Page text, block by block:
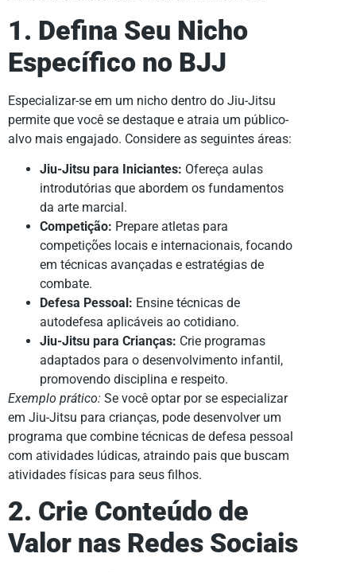
1. Defina Seu Nicho
Específico no BJJ
Especializar-se em um nicho dentro do Jiu-Jitsu
permite que você se destaque e atraia um público-
alvo mais engajado. Considere as seguintes áreas:
Jiu-Jitsu para Iniciantes: Ofereça aulas
introdutórias que abordem os fundamentos
da arte marcial.
Competição: Prepare atletas para
competições locais e internacionais, focando
em técnicas avançadas e estratégias de
combate.
Defesa Pessoal: Ensine técnicas de
autodefesa aplicáveis ao cotidiano.
Jiu-Jitsu para Crianças: Crie programas
adaptados para o desenvolvimento infantil,
promovendo disciplina e respeito.
Exemplo prático: Se você optar por se especializar
em Jiu-Jitsu para crianças, pode desenvolver um
programa que combine técnicas de defesa pessoal
com atividades lúdicas, atraindo pais que buscam
atividades físicas para seus filhos.
2. Crie Conteúdo de
Valor nas Redes Sociais